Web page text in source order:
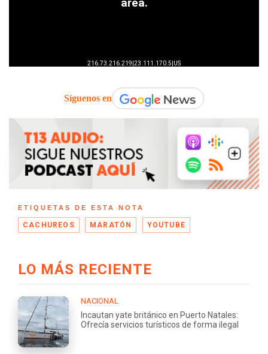
Síguenos en
ETIQUETAS DE ESTA NOTA
CACHUREOS MARATÓN YOUTUBE
LO MÁS RECIENTE
NACIONAL
Incautan yate británico en Puerto Natales:
Ofrecía servicios turísticos de forma ilegal